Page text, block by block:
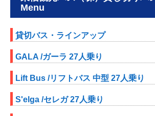
Menu
貸切バス・ラインアップ
GALA /ガーラ 27人乗り
Lift Bus /リフトバス 中型 27人乗り
S'elga /セレガ 27人乗り